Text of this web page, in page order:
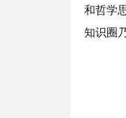
和哲学
知识圈